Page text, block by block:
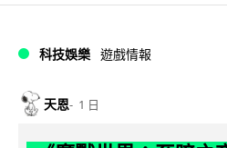
科技娛樂 遊戲情報
天恩 1 日